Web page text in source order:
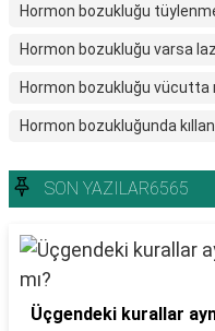
Hormon bozukluğu
Hormon bozukluğu varsa
Hormon bozukluğu vücutta
Hormon bozukluğunda
SON YAZILAR6565
Üçgendeki kurallar